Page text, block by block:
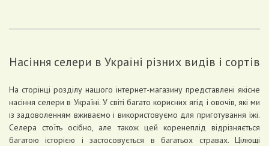
Насіння селери в Україні різних видів і сортів
На сторінці розділу нашого інтернет-магазину представлені якісне
насіння селери в Україні. У світі багато корисних ягід і овочів, які ми
із задоволенням вживаємо і використовуємо для приготування їжі.
Селера стоїть осібно, але також цей коренеплід відрізняється
багатою історією і застосовується в багатьох стравах. Цілющі